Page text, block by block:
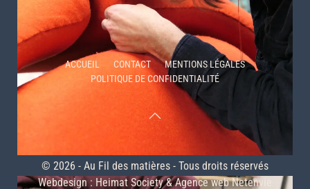
ACCUEIL CONTACT
MENTIONS LÉGALES
POLITIQUE DE CONFIDENTIALITÉ
© 2026 - Au Fil des matières - Tous droits réservés
Webdesign : Heimat Society&Agence web Netenvie